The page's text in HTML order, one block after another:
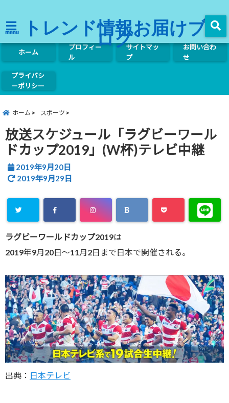
menu トレンド情報お届けブ
ログ
ホーム
プロフィー
ル
サイトマッ
プ
お問い合わ
せ
プライバシ
ーポリシー
ホーム スポーツ
放送スケジュール「ラグビーワール
ドカップ2019」(W杯)テレビ中継
2019年9月20日
2019年9月29日
ラグビーワールドカップ2019は
2019年9月20日～11月2日まで日本で開催される。
出典： 日本テレビ